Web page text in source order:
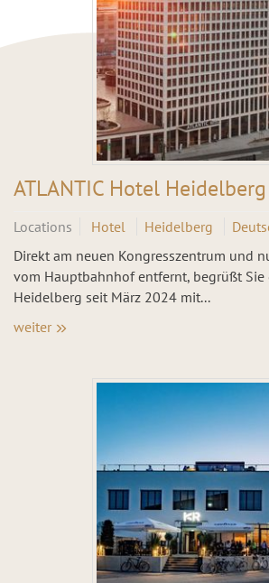
ATLANTIC Hotel Heidelberg
Locations Hotel Heidelberg
Direkt am neuen Kongresszentrum und
vom Hauptbahnhof entfernt, begrüßt Sie
Heidelberg seit März 2024 mit...
weiter